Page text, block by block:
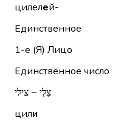
цилелей-
Единственное
1-е (Я) Лицо
Единственное число
צִלִּי ~ צילי
цили